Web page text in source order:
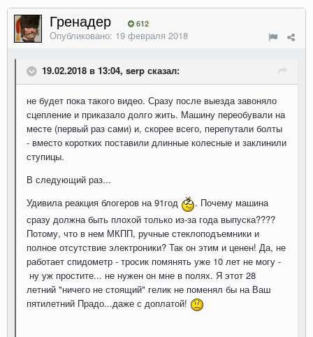
Гренадер 612
Опубликовано: 19 февраля 2018
19.02.2018 в 13:04, serp сказал:
не будет пока такого видео. Сразу после выезда завоняло
сцепление и приказало долго жить. Машину переобували на
месте (первый раз сами) и, скорее всего, перепутали болты
- вместо коротких поставили длинные колесные и заклинили
ступицы.
В следующий раз...
Удивила реакция блогеров на 91год
. Почему машина
сразу должна быть плохой только из-за года выпуска????
Потому, что в нем МКПП, ручные стеклоподъемники и
полное отсутствие электроники? Так он этим и ценен! Да, не
работает спидометр - тросик помянять уже 10 лет не могу -
ну уж простите... не нужен он мне в полях. Я этот 28
летний "ничего не стоящий" гелик не поменял бы на Ваш
пятилетний Прадо...даже с доплатой!